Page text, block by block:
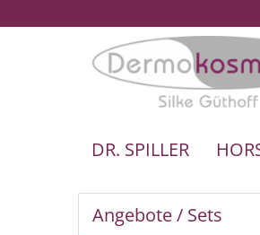
DR. SPILLER
Angebote / Sets